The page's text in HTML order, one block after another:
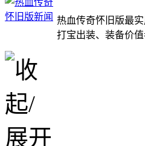
热血传奇怀旧版最
打宝出装、装备价